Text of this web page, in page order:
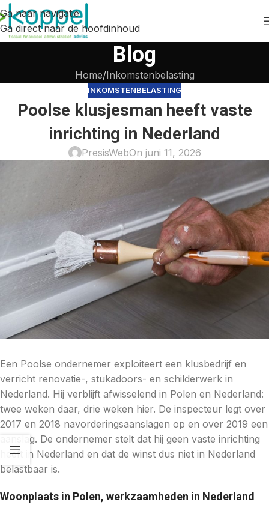
Ga naar navigatie
Ga direct naar de hoofdinhoud
Blog
Home Inkomstenbelasting
INKOMSTENBELASTING
Poolse klusjesman heeft vaste
inrichting in Nederland
PresisWebOn juni 11, 2026
Een Poolse ondernemer exploiteert een klusbedrijf en
verricht renovatie-, stukadoors- en schilderwerk in
Nederland. Hij verblijft afwisselend in Polen en Nederland:
twee weken daar, drie weken hier. De inspecteur legt over
2017 en 2018 navorderingsaanslagen op en over 2019 een
aanslag. De ondernemer stelt dat hij geen vaste inrichting
heeft in Nederland en dat de winst dus niet in Nederland
belastbaar is.
Woonplaats in Polen, werkzaamheden in Nederland